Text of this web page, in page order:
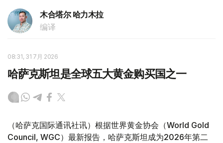
木合塔尔 哈力木拉
编译
08:31, 31 7月 2026
哈萨克斯坦是全球五大黄金购买国之一
（哈萨克国际通讯社讯）根据世界黄金协会（World Gold
Council, WGC）最新报告，哈萨克斯坦成为2026年第二